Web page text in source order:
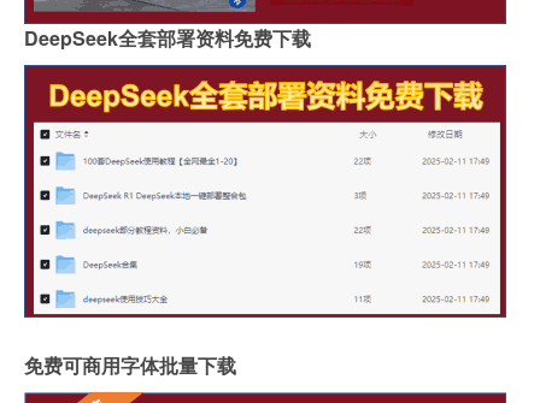
DeepSeek全套部署资料免费下载
免费可商用字体批量下载